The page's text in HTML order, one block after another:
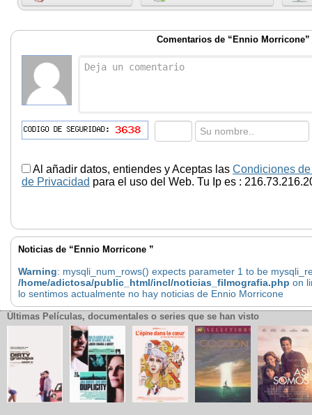
Comentarios de “Ennio Morricone”
Al añadir datos, entiendes y Aceptas las Condiciones
de Privacidad para el uso del Web. Tu Ip es :
Noticias de “Ennio Morricone ”
Warning: mysqli_num_rows() expects parameter 1 to be
/home/adictosa/public_html/incl/noticias_filmografia.php on
lo sentimos actualmente no hay noticias de Ennio Morricone
Últimas Películas, documentales o series que se han visto